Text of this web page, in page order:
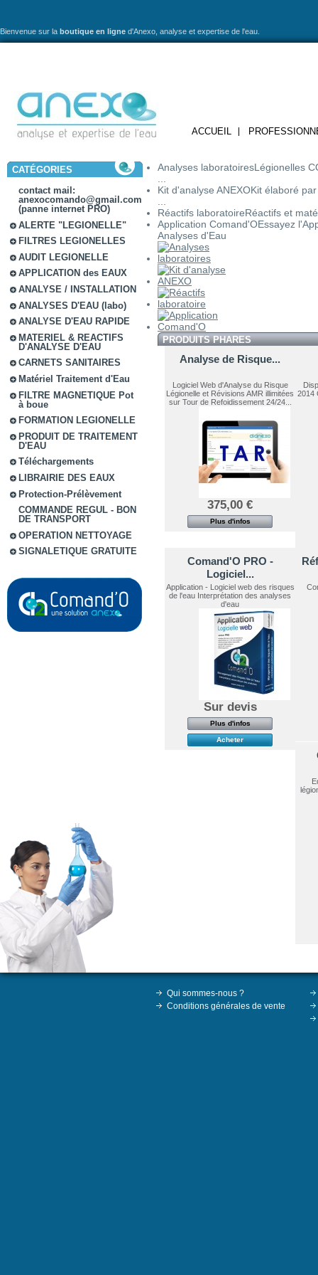
Bienvenue sur la boutique en ligne d'Anexo, analyse et expertise de l'eau.
ACCUEIL
CATÉGORIES
contact mail:
anexocomando@gmail.com
(panne internet PRO)
ALERTE "LEGIONELLE"
FILTRES LEGIONELLES
AUDIT LEGIONELLE
APPLICATION des EAUX
ANALYSE / INSTALLATION
ANALYSES D'EAU (labo)
ANALYSE D'EAU RAPIDE
MATERIEL & REACTIFS
D'ANALYSE D'EAU
CARNETS SANITAIRES
Matériel Traitement d'Eau
FILTRE MAGNETIQUE Pot
à boue
FORMATION LEGIONELLE
PRODUIT DE TRAITEMENT
D'EAU
Téléchargements
LIBRAIRIE DES EAUX
Protection-Prélèvement
COMMANDE REGUL - BON
DE TRANSPORT
OPERATION NETTOYAGE
SIGNALETIQUE GRATUITE
Analyses laboratoiresLégionelles
Kit d'analyse ANEXOKit élaboré
Réactifs laboratoireRéactifs et
Application Comand'OEssayez
Analyses d'Eau
PRODUITS PHARES
Analyse de Risque...
Logiciel Web d'Analyse du Risque
Légionelle et Révisions AMR illimitées
sur Tour de Refoidissement 24/24...
375,00 €
Plus d'infos
2014
Comand'O PRO -
Logiciel...
Application - Logiciel web des risques
de l'eau Interprétation des analyses
d'eau
Sur devis
Plus d'infos
Acheter
Qui sommes-nous ?
Conditions générales de vente